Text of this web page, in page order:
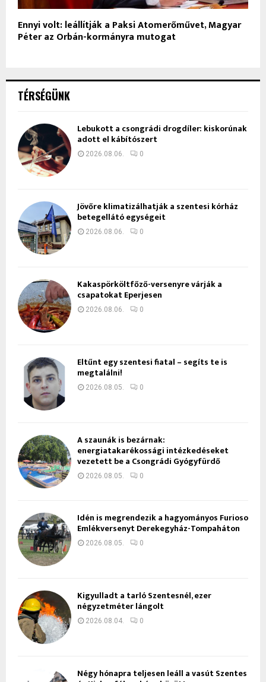
Ennyi volt: leállítják a Paksi Atomerőművet, Magyar
Péter az Orbán-kormányra mutogat
TÉRSÉGÜNK
Lebukott a csongrádi drogdíler: kiskorúnak
adott el kábítószert
2026.08.06. 0
Jövőre klimatizálhatják a szentesi kórház
betegellátó egységeit
2026.08.06. 0
Kakaspörköltfőző-versenyre várják a
csapatokat Eperjesen
2026.08.06. 0
Eltűnt egy szentesi fiatal – segíts te is
megtalálni!
2026.08.05. 0
A szaunák is bezárnak:
energiatakarékossági intézkedéseket
vezetett be a Csongrádi Gyógyfürdő
2026.08.05. 0
Idén is megrendezik a hagyományos Furioso
Emlékversenyt Derekegyház-Tompaháton
2026.08.05. 0
Kigyulladt a tarló Szentesnél, ezer
négyzetméter lángolt
2026.08.04. 0
Négy hónapra teljesen leáll a vasút Szentes